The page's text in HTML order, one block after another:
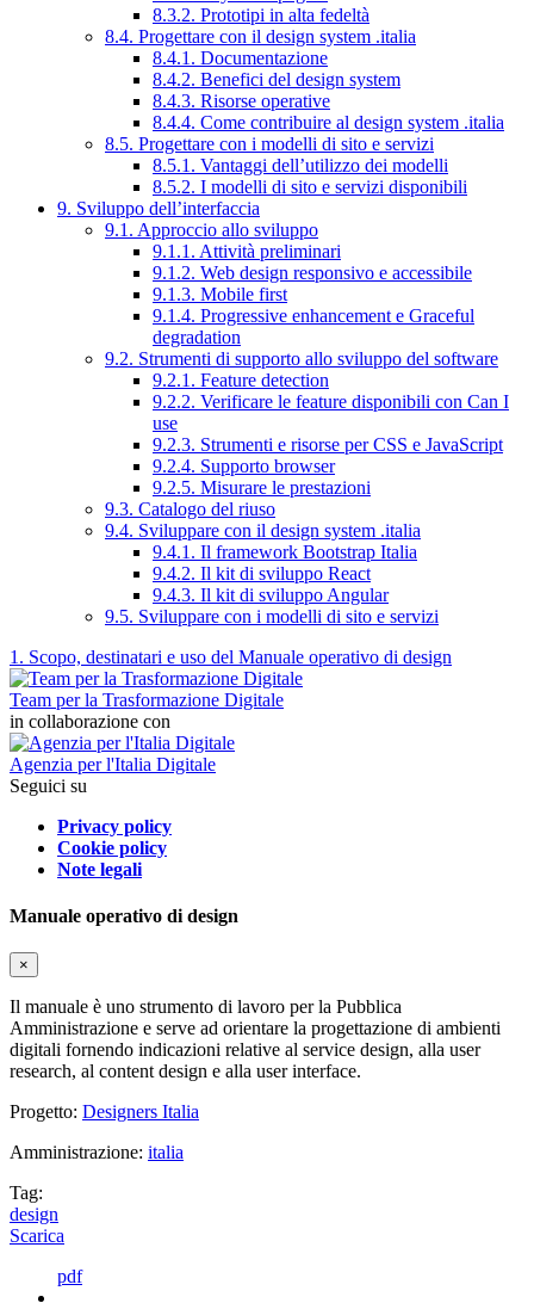
8.3.2. Prototipi in alta fedeltà
8.4. Progettare con il design system .italia
8.4.1. Documentazione
8.4.2. Benefici del design system
8.4.3. Risorse operative
8.4.4. Come contribuire al design system .italia
8.5. Progettare con i modelli di sito e servizi
8.5.1. Vantaggi dell’utilizzo dei modelli
8.5.2. I modelli di sito e servizi disponibili
9. Sviluppo dell’interfaccia
9.1. Approccio allo sviluppo
9.1.1. Attività preliminari
9.1.2. Web design responsivo e accessibile
9.1.3. Mobile first
9.1.4. Progressive enhancement e Graceful
degradation
9.2. Strumenti di supporto allo sviluppo del software
9.2.1. Feature detection
9.2.2. Verificare le feature disponibili con Can I
use
9.2.3. Strumenti e risorse per CSS e JavaScript
9.2.4. Supporto browser
9.2.5. Misurare le prestazioni
9.3. Catalogo del riuso
9.4. Sviluppare con il design system .italia
9.4.1. Il framework Bootstrap Italia
9.4.2. Il kit di sviluppo React
9.4.3. Il kit di sviluppo Angular
9.5. Sviluppare con i modelli di sito e servizi
1. Scopo, destinatari e uso del Manuale operativo di design
Team per la Trasformazione Digitale
in collaborazione con
Agenzia per l'Italia Digitale
Seguici su
Privacy policy
Cookie policy
Note legali
Manuale operativo di design
×
Il manuale è uno strumento di lavoro per la Pubblica
Amministrazione e serve ad orientare la progettazione di ambienti
digitali fornendo indicazioni relative al service design, alla user
research, al content design e alla user interface.
Progetto: Designers Italia
Amministrazione: italia
Tag:
design
Scarica
pdf